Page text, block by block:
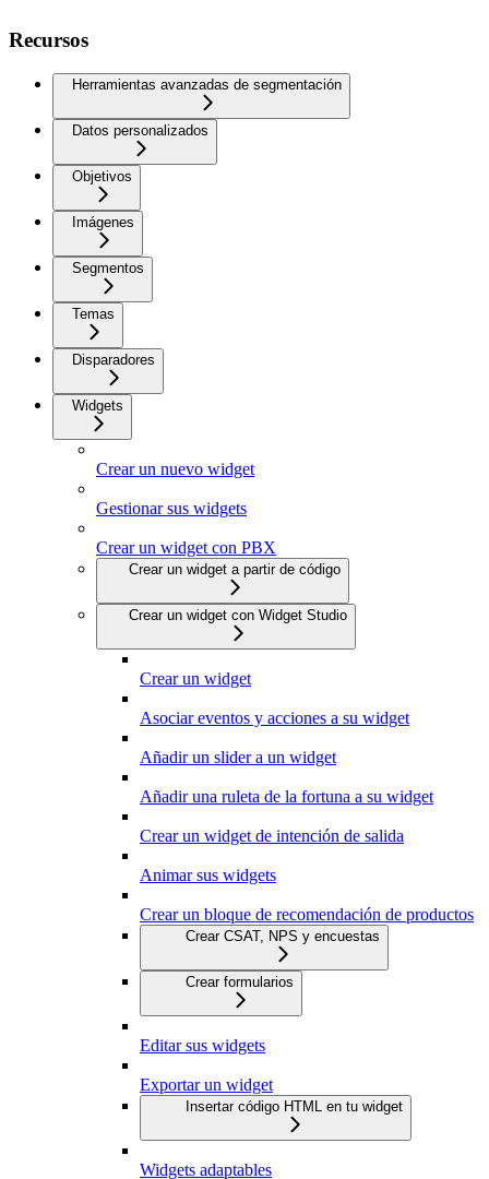
Recursos
Herramientas avanzadas de segmentación
Datos personalizados
Objetivos
Imágenes
Segmentos
Temas
Disparadores
Widgets
Crear un nuevo widget
Gestionar sus widgets
Crear un widget con PBX
Crear un widget a partir de código
Crear un widget con Widget Studio
Crear un widget
Asociar eventos y acciones a su widget
Añadir un slider a un widget
Añadir una ruleta de la fortuna a su widget
Crear un widget de intención de salida
Animar sus widgets
Crear un bloque de recomendación de productos
Crear CSAT, NPS y encuestas
Crear formularios
Editar sus widgets
Exportar un widget
Insertar código HTML en tu widget
Widgets adaptables